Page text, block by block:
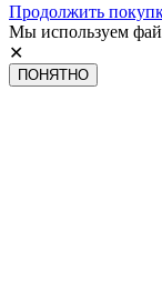
Продолжить
Мы используем
✕
ПОНЯТНО